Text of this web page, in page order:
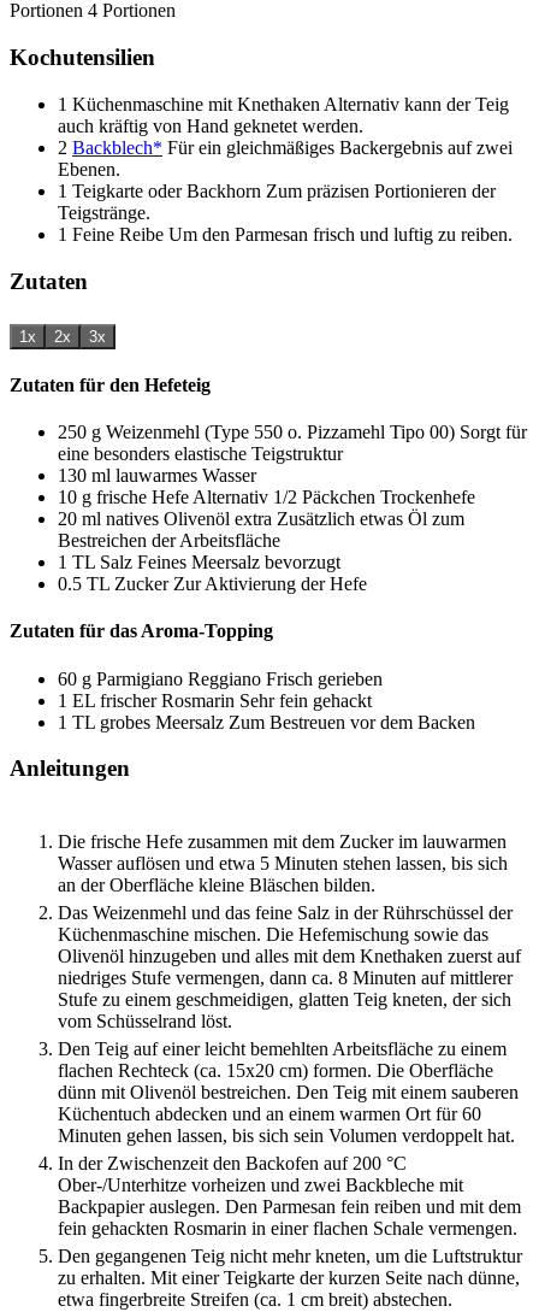
Portionen 4 Portionen
Kochutensilien
1 Küchenmaschine mit Knethaken Alternativ kann der Teig
auch kräftig von Hand geknetet werden.
2 Backblech* Für ein gleichmäßiges Backergebnis auf zwei
Ebenen.
1 Teigkarte oder Backhorn Zum präzisen Portionieren der
Teigstränge.
1 Feine Reibe Um den Parmesan frisch und luftig zu reiben.
Zutaten
1x 2x 3x
Zutaten für den Hefeteig
250 g Weizenmehl (Type 550 o. Pizzamehl Tipo 00) Sorgt für
eine besonders elastische Teigstruktur
130 ml lauwarmes Wasser
10 g frische Hefe Alternativ 1/2 Päckchen Trockenhefe
20 ml natives Olivenöl extra Zusätzlich etwas Öl zum
Bestreichen der Arbeitsfläche
1 TL Salz Feines Meersalz bevorzugt
0.5 TL Zucker Zur Aktivierung der Hefe
Zutaten für das Aroma-Topping
60 g Parmigiano Reggiano Frisch gerieben
1 EL frischer Rosmarin Sehr fein gehackt
1 TL grobes Meersalz Zum Bestreuen vor dem Backen
Anleitungen
Die frische Hefe zusammen mit dem Zucker im lauwarmen
Wasser auflösen und etwa 5 Minuten stehen lassen, bis sich
an der Oberfläche kleine Bläschen bilden.
Das Weizenmehl und das feine Salz in der Rührschüssel der
Küchenmaschine mischen. Die Hefemischung sowie das
Olivenöl hinzugeben und alles mit dem Knethaken zuerst auf
niedriges Stufe vermengen, dann ca. 8 Minuten auf mittlerer
Stufe zu einem geschmeidigen, glatten Teig kneten, der sich
vom Schüsselrand löst.
Den Teig auf einer leicht bemehlten Arbeitsfläche zu einem
flachen Rechteck (ca. 15x20 cm) formen. Die Oberfläche
dünn mit Olivenöl bestreichen. Den Teig mit einem sauberen
Küchentuch abdecken und an einem warmen Ort für 60
Minuten gehen lassen, bis sich sein Volumen verdoppelt hat.
In der Zwischenzeit den Backofen auf 200 °C
Ober-/Unterhitze vorheizen und zwei Backbleche mit
Backpapier auslegen. Den Parmesan fein reiben und mit dem
fein gehackten Rosmarin in einer flachen Schale vermengen.
Den gegangenen Teig nicht mehr kneten, um die Luftstruktur
zu erhalten. Mit einer Teigkarte der kurzen Seite nach dünne,
etwa fingerbreite Streifen (ca. 1 cm breit) abstechen.